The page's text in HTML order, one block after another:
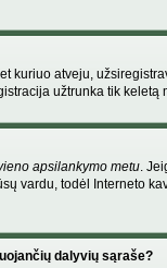
kuriuo atveju,
užtrunka tik keletą
apsilankymo metu.
vardu, todėl Interneto
dalyvių sąraše?